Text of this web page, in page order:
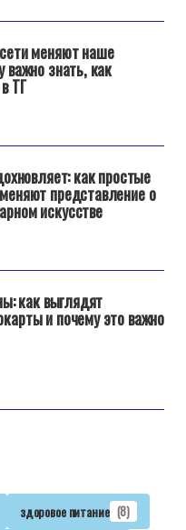
меняют наше
важно знать, как
ТГ
как простые
представление о
искусстве
как выглядят
и почему это важно
здоровое питание (8)